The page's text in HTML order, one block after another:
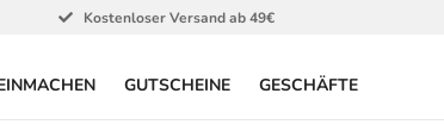
Kostenloser Versand ab 49€
GUTSCHEINE GESCHÄFTE